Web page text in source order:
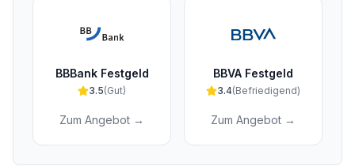
BBBank Festgeld
3.5(Gut)
Zum Angebot →
BBVA Festgeld
3.4(Befriedigend)
Zum Angebot →